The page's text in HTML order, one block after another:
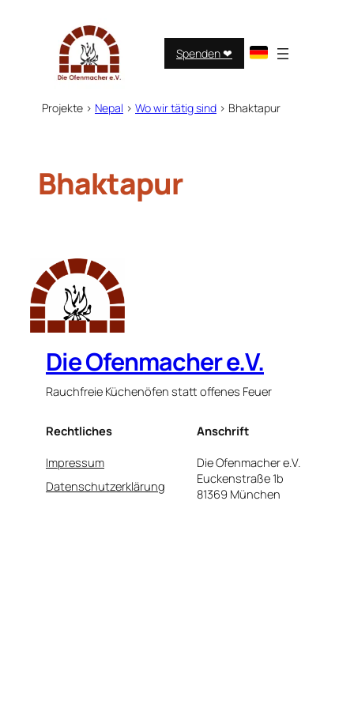
Spenden ❤︎
Projekte > Nepal > Wo wir tätig sind > Bhaktapur
Bhaktapur
Die Ofenmacher e.V.
Rauchfreie Küchenöfen statt offenes Feuer
Rechtliches
Impressum
Datenschutzerklärung
Anschrift
Die Ofenmacher e.V.
Euckenstraße 1b
81369 München